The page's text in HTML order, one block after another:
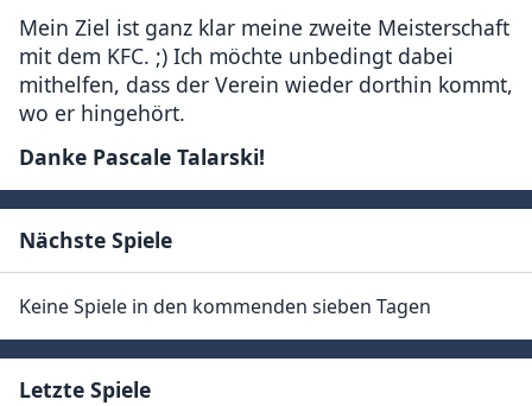
Mein Ziel ist ganz klar meine zweite Meisterschaft
mit dem KFC. ;) Ich möchte unbedingt dabei
mithelfen, dass der Verein wieder dorthin kommt,
wo er hingehört.
Danke Pascale Talarski!
Nächste Spiele
Keine Spiele in den kommenden sieben Tagen
Letzte Spiele